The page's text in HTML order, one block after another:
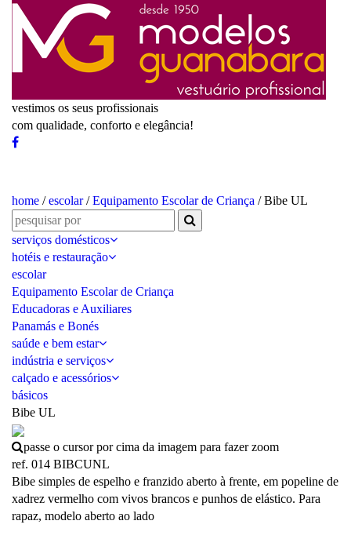
vestimos os seus profissionais
com qualidade, conforto e elegância!
home /escolar/Equipamento Escolar de Criança / Bibe UL
serviços domésticos
hotéis e restauração
escolar
Equipamento Escolar de Criança
Educadoras e Auxiliares
Panamás e Bonés
saúde e bem estar
indústria e serviços
calçado e acessórios
básicos
Bibe UL
passe o cursor por cima da imagem para fazer zoom
ref. 014 BIBCUNL
Bibe simples de espelho e franzido aberto à frente, em popeline de
xadrez vermelho com vivos brancos e punhos de elástico. Para
rapaz, modelo aberto ao lado